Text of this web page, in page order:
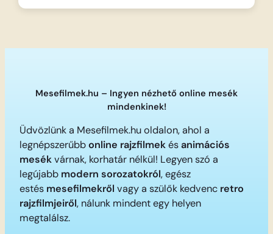
Mesefilmek.hu – Ingyen nézhető online mesék
mindenkinek!
Üdvözlünk a Mesefilmek.hu oldalon, ahol a
legnépszerűbbonline rajzfilmekésanimációs
mesékvárnak, korhatár nélkül! Legyen szó a
legújabb modern sorozatokról, egész
estés mesefilmekről vagy a szülők kedvenc retro
rajzfilmjeiről, nálunk mindent egy helyen
megtalálsz.